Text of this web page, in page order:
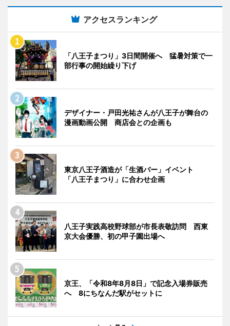
アクセスランキング
「八王子まつり」3日間開催へ 猛暑対策で一
部行事の開始繰り下げ
デザイナー・戸田光祐さんが八王子が舞台の
漫画動画公開 商店会との企画も
東京八王子酒造が「生酒バー」イベント
「八王子まつり」に合わせ企画
八王子実践高校野球部が市長表敬訪問 西東
京大会優勝、初の甲子園出場へ
京王、「令和8年8月8日」で記念入場券販売
へ 8にちなんだ駅がセットに